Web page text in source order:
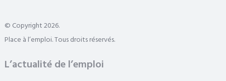
© Copyright 2026.
Place à l’emploi. Tous droits réservés.
L’actualité de l’emploi